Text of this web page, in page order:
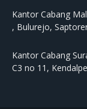
Kantor Cabang
, Bulurejo,
Kantor Cabang
C3 no 11,